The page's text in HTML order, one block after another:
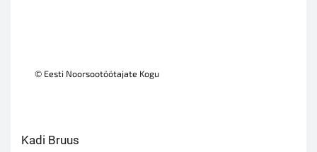
© Eesti Noorsootöötajate Kogu
Kadi Bruus